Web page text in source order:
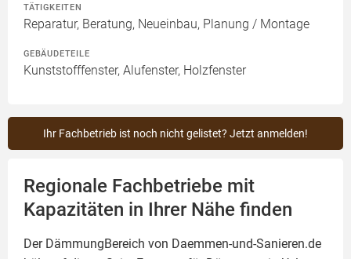
TÄTIGKEITEN
Reparatur, Beratung, Neueinbau, Planung / Montage
GEBÄUDETEILE
Kunststofffenster, Alufenster, Holzfenster
Ihr Fachbetrieb ist noch nicht gelistet? Jetzt anmelden!
Regionale Fachbetriebe mit
Kapazitäten in Ihrer Nähe finden
Der DämmungBereich von Daemmen-und-Sanieren.de